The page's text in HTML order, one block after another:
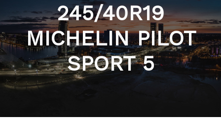
245/40R19
MICHELIN PILOT
SPORT 5